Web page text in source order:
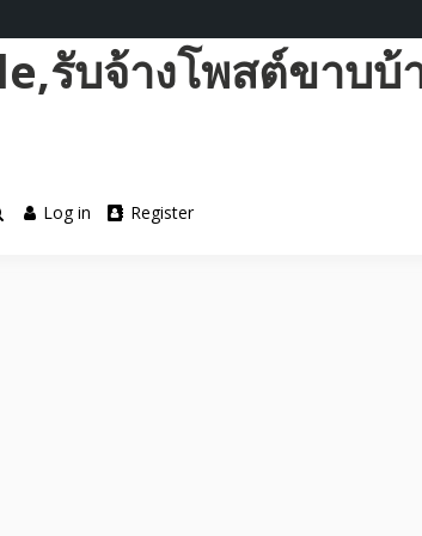
รับจ้างโพสต์ขาบบ้
Log in Register